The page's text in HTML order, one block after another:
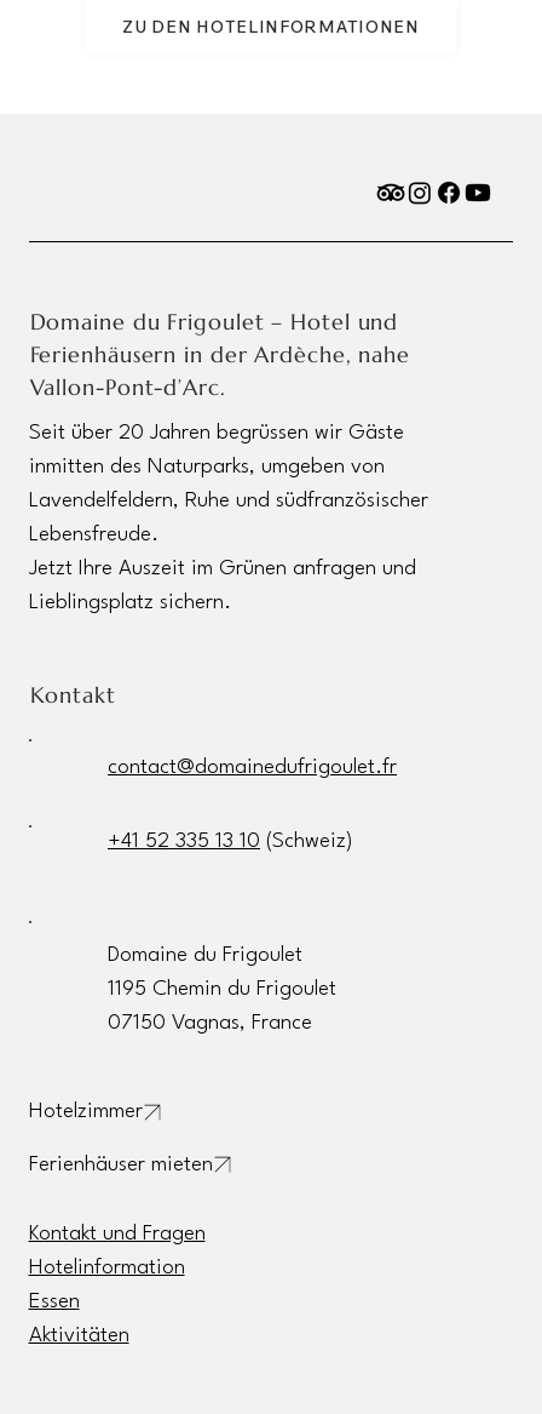
ZU DEN HOTELINFORMATIONEN
Domaine du Frigoulet – Hotel und
Ferienhäusern in der Ardèche, nahe
Vallon-Pont-d’Arc.
Seit über 20 Jahren begrüssen wir Gäste
inmitten des Naturparks, umgeben von
Lavendelfeldern, Ruhe und südfranzösischer
Lebensfreude.
Jetzt Ihre Auszeit im Grünen anfragen und
Lieblingsplatz sichern.
Kontakt
contact@domainedufrigoulet.fr
+41 52 335 13 10 (Schweiz)
Domaine du Frigoulet
1195 Chemin du Frigoulet
07150 Vagnas, France
Hotelzimmer
Ferienhäuser mieten
Kontakt und Fragen
Hotelinformation
Essen
Aktivitäten